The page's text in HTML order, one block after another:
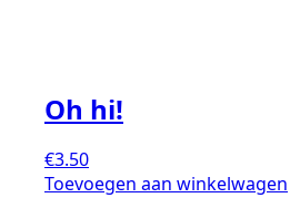
Oh hi!
€3.50
Toevoegen aan winkelwagen